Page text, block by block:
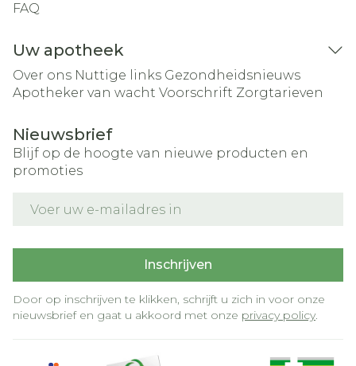
FAQ
Uw apotheek
Over ons Nuttige links Gezondheidsnieuws
Apotheker van wacht Voorschrift Zorgtarieven
Nieuwsbrief
Blijf op de hoogte van nieuwe producten en
promoties
Inschrijven
Door op inschrijven te klikken, schrijft u zich in voor onze
nieuwsbrief en gaat u akkoord met onze privacy policy.